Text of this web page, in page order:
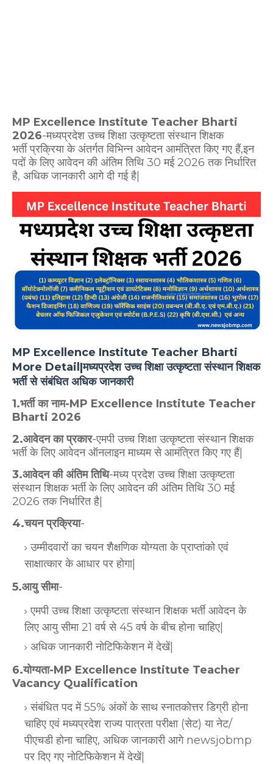
MP Excellence Institute Teacher Bharti
2026-मध्यप्रदेश उच्च शिक्षा उत्कृष्टता संस्थान शिक्षक
भर्ती प्रक्रिया के अंतर्गत विभिन्न आवेदन आमंत्रित किए गए हैं,इन
पदों के लिए आवेदन की अंतिम तिथि 30 मई 2026 तक निर्धारित
है, अधिक जानकारी आगे दी गई है|
MP Excellence Institute Teacher Bharti
More Detail|मध्यप्रदेश उच्च शिक्षा उत्कृष्टता संस्थान शिक्षक
भर्ती से संबंधित अधिक जानकारी
1.भर्ती का नाम-MP Excellence Institute Teacher
Bharti 2026
2.आवेदन का प्रकार-एमपी उच्च शिक्षा उत्कृष्टता संस्थान शिक्षक
भर्ती के लिए आवेदन ऑनलाइन माध्यम से आमंत्रित किए गए हैं|
3.आवेदन की अंतिम तिथि-मध्य प्रदेश उच्च शिक्षा उत्कृष्टता
संस्थान शिक्षक भर्ती के लिए आवेदन की अंतिम तिथि 30 मई
2026 तक निर्धारित है|
4.चयन प्रक्रिया-
उम्मीदवारों का चयन शैक्षणिक योग्यता के प्राप्तांको एवं
साक्षात्कार के आधार पर होगा|
5.आयु सीमा-
एमपी उच्च शिक्षा उत्कृष्टता संस्थान शिक्षक भर्ती आवेदन के
लिए आयु सीमा 21 वर्ष से 45 वर्ष के बीच होना चाहिए|
अधिक जानकारी नोटिफिकेशन में देखें|
6.योग्यता-MP Excellence Institute Teacher
Vacancy Qualification
संबंधित पद में 55% अंकों के साथ स्नातकोत्तर डिग्री होना
चाहिए एवं मध्यप्रदेश राज्य पात्रता परीक्षा (सेट) या नेट/
पीएचडी होना चाहिए, अधिक जानकारी आगे newsjobmp
पर दिए गए नोटिफिकेशन में देखें|